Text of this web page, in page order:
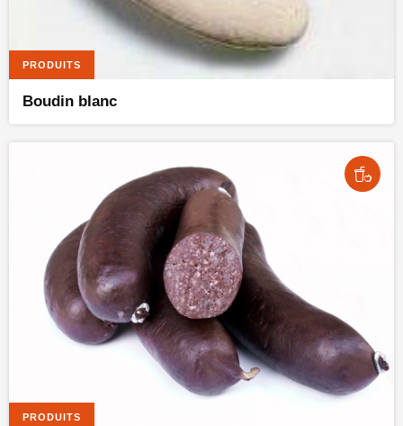
PRODUITS
Boudin blanc
PRODUITS